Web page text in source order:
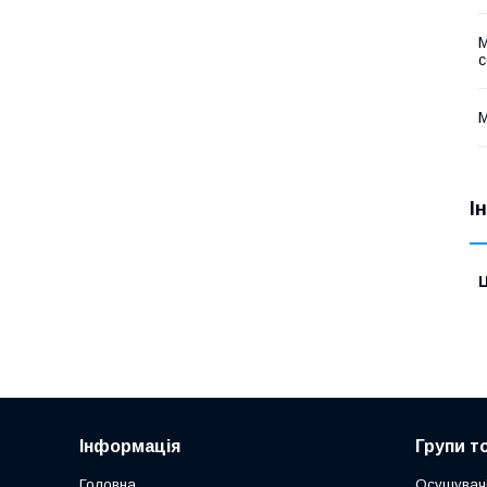
Інформація
Головна
Групи